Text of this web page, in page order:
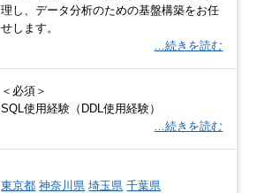
理し、データ分析のための基盤構築をお任
せします。
…続きを読む
＜必須＞
SQL使用経験（DDL使用経験）
…続きを読む
東京都 神奈川県 埼玉県 千葉県